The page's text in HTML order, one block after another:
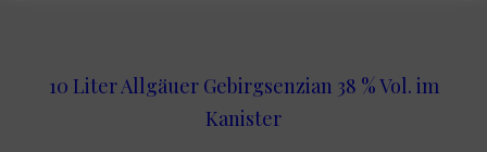
10 Liter Allgäuer Gebirgsenzian 38 % Vol. im
Kanister